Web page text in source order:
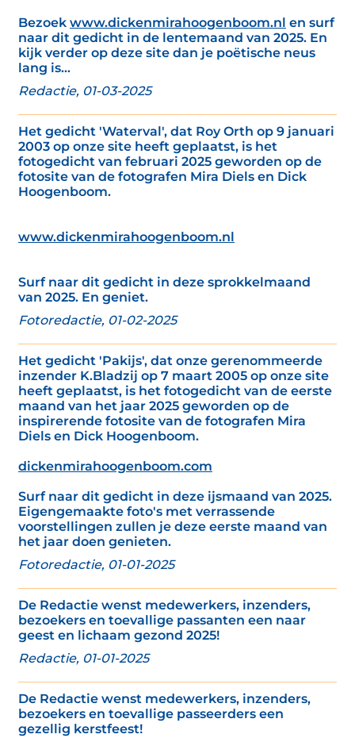
Bezoek www.dickenmirahoogenboom.nl en surf
naar dit gedicht in de lentemaand van 2025. En
kijk verder op deze site dan je poëtische neus
lang is...
Redactie, 01-03-2025
Het gedicht 'Waterval', dat Roy Orth op 9 januari
2003 op onze site heeft geplaatst, is het
fotogedicht van februari 2025 geworden op de
fotosite van de fotografen Mira Diels en Dick
Hoogenboom.
www.dickenmirahoogenboom.nl
Surf naar dit gedicht in deze sprokkelmaand
van 2025. En geniet.
Fotoredactie, 01-02-2025
Het gedicht 'Pakijs', dat onze gerenommeerde
inzender K.Bladzij op 7 maart 2005 op onze site
heeft geplaatst, is het fotogedicht van de eerste
maand van het jaar 2025 geworden op de
inspirerende fotosite van de fotografen Mira
Diels en Dick Hoogenboom.
dickenmirahoogenboom.com
Surf naar dit gedicht in deze ijsmaand van 2025.
Eigengemaakte foto's met verrassende
voorstellingen zullen je deze eerste maand van
het jaar doen genieten.
Fotoredactie, 01-01-2025
De Redactie wenst medewerkers, inzenders,
bezoekers en toevallige passanten een naar
geest en lichaam gezond 2025!
Redactie, 01-01-2025
De Redactie wenst medewerkers, inzenders,
bezoekers en toevallige passeerders een
gezellig kerstfeest!